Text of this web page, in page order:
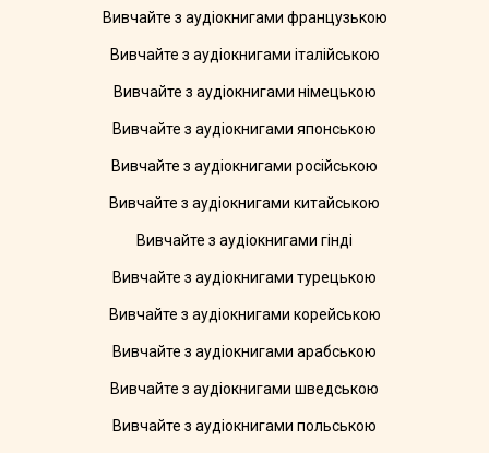
Вивчайте з аудіокнигами французькою
Вивчайте з аудіокнигами італійською
Вивчайте з аудіокнигами німецькою
Вивчайте з аудіокнигами японською
Вивчайте з аудіокнигами російською
Вивчайте з аудіокнигами китайською
Вивчайте з аудіокнигами гінді
Вивчайте з аудіокнигами турецькою
Вивчайте з аудіокнигами корейською
Вивчайте з аудіокнигами арабською
Вивчайте з аудіокнигами шведською
Вивчайте з аудіокнигами польською